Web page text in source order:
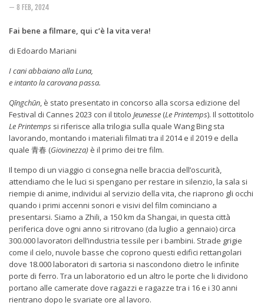
— 8 FEB, 2024
Fai bene a filmare, qui c’è la vita vera!
di Edoardo Mariani
I cani abbaiano alla Luna,
e intanto la carovana passa.
Qīngchūn, è stato presentato in concorso alla scorsa edizione del
Festival di Cannes 2023 con il titolo Jeunesse (Le Printemps). Il sottotitolo
Le Printemps si riferisce alla trilogia sulla quale Wang Bing sta
lavorando, montando i materiali filmati tra il 2014 e il 2019 e della
quale 青春 (Giovinezza) è il primo dei tre film.
Il tempo di un viaggio ci consegna nelle braccia dell’oscurità,
attendiamo che le luci si spengano per restare in silenzio, la sala si
riempie di anime, individui al servizio della vita, che riaprono gli occhi
quando i primi accenni sonori e visivi del film cominciano a
presentarsi. Siamo a Zhili, a 150 km da Shangai, in questa città
periferica dove ogni anno si ritrovano (da luglio a gennaio) circa
300.000 lavoratori dell’industria tessile per i bambini. Strade grigie
come il cielo, nuvole basse che coprono questi edifici rettangolari
dove 18.000 laboratori di sartoria si nascondono dietro le infinite
porte di ferro. Tra un laboratorio ed un altro le porte che li dividono
portano alle camerate dove ragazzi e ragazze tra i 16 e i 30 anni
rientrano dopo le svariate ore al lavoro.